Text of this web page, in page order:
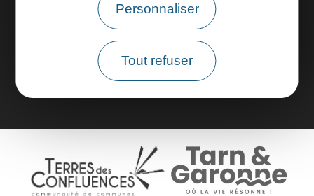
Personnaliser
Tout refuser
Brochures